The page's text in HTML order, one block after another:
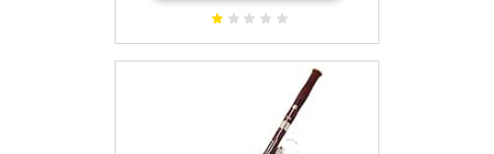
de caña de Oboe Estuche de
de Limpieza